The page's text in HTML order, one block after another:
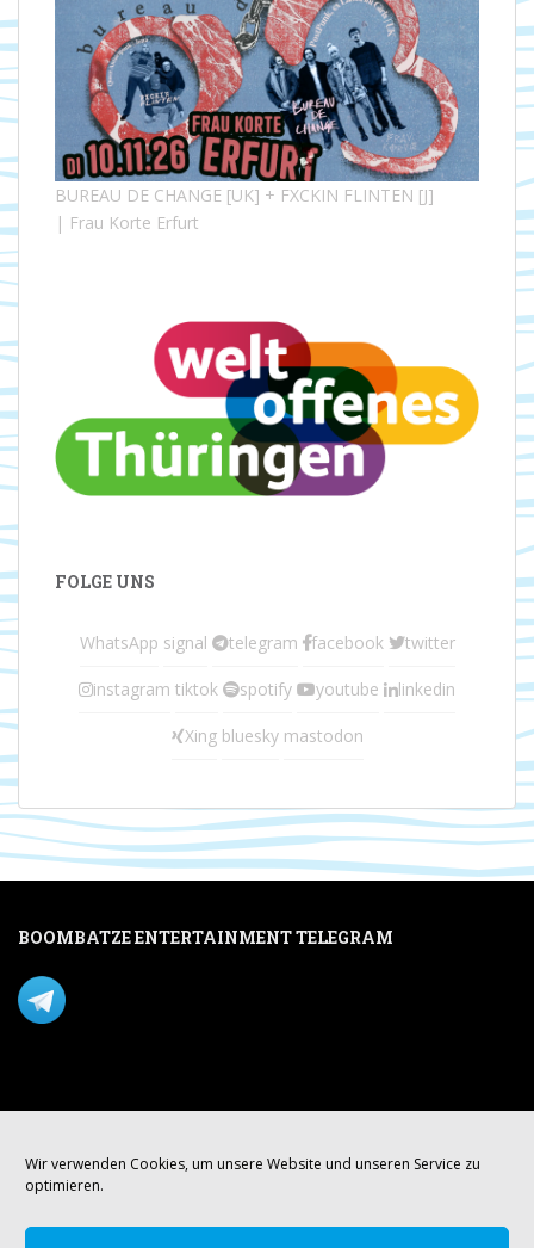
Wir verwenden Cookies, um unsere Website und unseren Service zu
optimieren.
BUREAU DE CHANGE [UK] + FXCKIN FLINTEN [J]
| Frau Korte Erfurt
FOLGE UNS
WhatsApp signal telegram facebook twitter
instagram tiktok spotify youtube linkedin
Xing bluesky mastodon
BOOMBATZE ENTERTAINMENT TELEGRAM